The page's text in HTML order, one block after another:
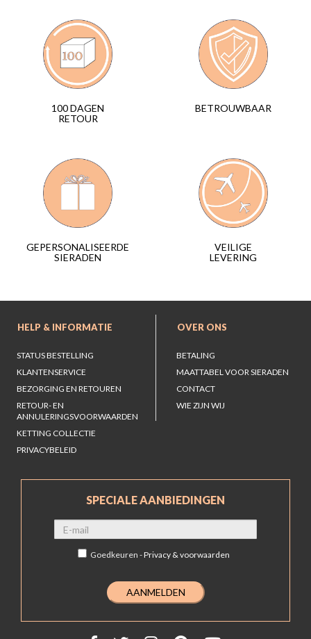
100 DAGEN
RETOUR
BETROUWBAAR
GEPERSONALISEERDE
SIERADEN
VEILIGE
LEVERING
HELP & INFORMATIE
STATUS BESTELLING
KLANTENSERVICE
BEZORGING EN RETOUREN
RETOUR- EN
ANNULERINGSVOORWAARDEN
KETTING COLLECTIE
PRIVACYBELEID
OVER ONS
BETALING
MAATTABEL VOOR SIERADEN
CONTACT
WIE ZIJN WIJ
SPECIALE AANBIEDINGEN
Goedkeuren -Privacy & voorwaarden